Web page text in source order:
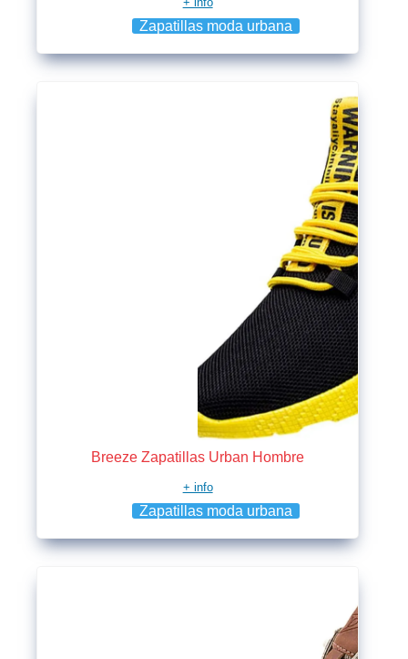
Zapatillas moda urbana
Breeze Zapatillas Urban Hombre
+ info
Zapatillas moda urbana